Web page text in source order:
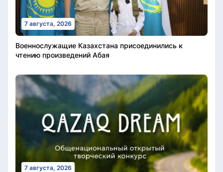
7 августа, 2026
Военнослужащие Казахстана присоединились к
чтению произведений Абая
7 августа, 2026